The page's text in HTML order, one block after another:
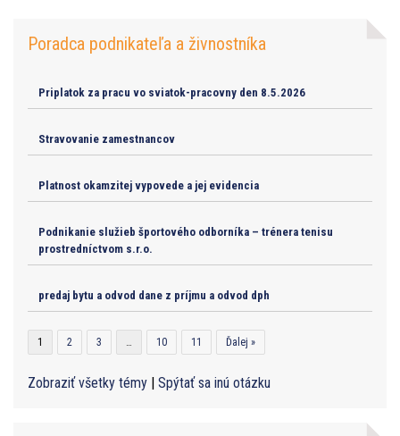
Poradca podnikateľa a živnostníka
Priplatok za pracu vo sviatok-pracovny den 8.5.2026
Stravovanie zamestnancov
Platnost okamzitej vypovede a jej evidencia
Podnikanie služieb športového odborníka – trénera tenisu
prostredníctvom s.r.o.
predaj bytu a odvod dane z príjmu a odvod dph
1 2 3 … 10 11 Ďalej »
Zobraziť všetky témy | Spýtať sa inú otázku